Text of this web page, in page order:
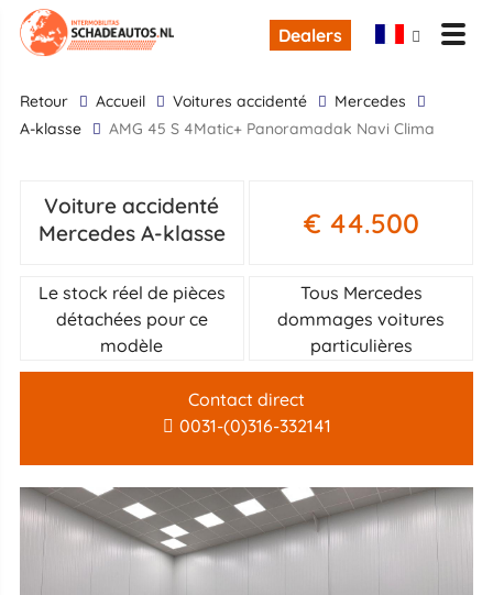
Dealers
retour Accueil Voitures accidenté
Mercedes
A-klasse
AMG 45 S 4Matic+ Panoramadak Navi Clima
Voiture accidenté
Mercedes A-klasse
€ 44.500
Le stock réel de pièces
détachées pour ce
modèle
Tous Mercedes
dommages voitures
particulières
Contact direct
0031-(0)316-332141